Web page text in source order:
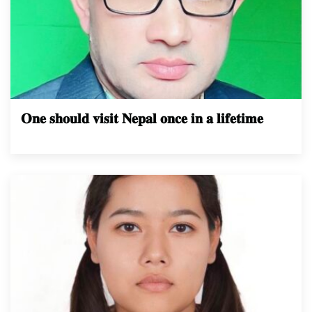
𝐎𝐧𝐞 𝐬𝐡𝐨𝐮𝐥𝐝 𝐯𝐢𝐬𝐢𝐭 𝐍𝐞𝐩𝐚𝐥 𝐨𝐧𝐜𝐞 𝐢𝐧 𝐚 𝐥𝐢𝐟𝐞𝐭𝐢𝐦𝐞